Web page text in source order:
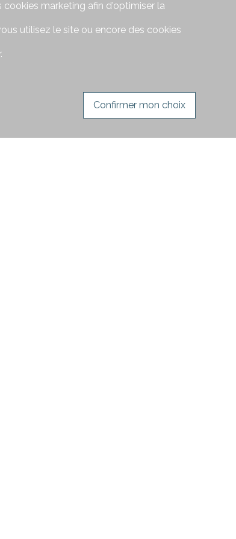
marketing afin d'optimiser la
utilisez le site ou encore des cookies
Confirmer mon choix